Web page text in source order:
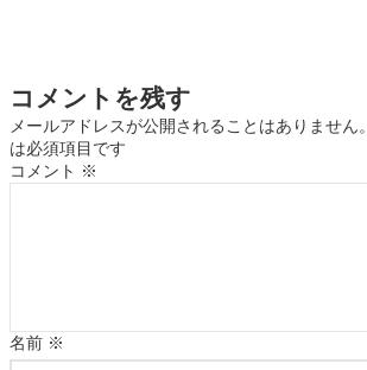
コメントを残す
メールアドレスが公開されることはありません。
は必須項目です
コメント ※
名前 ※